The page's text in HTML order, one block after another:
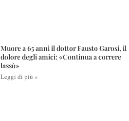
Muore a 65 anni il dottor Fausto Garosi, il
dolore degli amici: «Continua a correre
lassù»
Leggi di più »